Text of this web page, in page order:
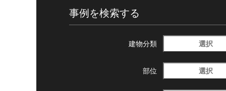
事例を検索する
建物分類 選択
部位 選択